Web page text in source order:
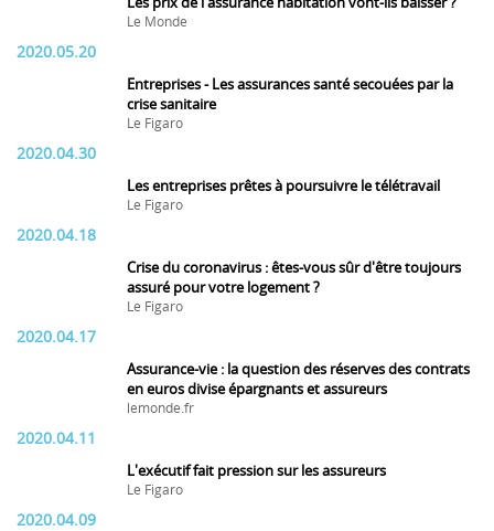
Le Monde
2020.05.20
Entreprises - Les assurances santé secouées par la
crise sanitaire
Le Figaro
2020.04.30
Les entreprises prêtes à poursuivre le télétravail
Le Figaro
2020.04.18
Crise du coronavirus : êtes-vous sûr d'être toujours
assuré pour votre logement ?
Le Figaro
2020.04.17
Assurance-vie : la question des réserves des contrats
en euros divise épargnants et assureurs
lemonde.fr
2020.04.11
L'exécutif fait pression sur les assureurs
Le Figaro
2020.04.09